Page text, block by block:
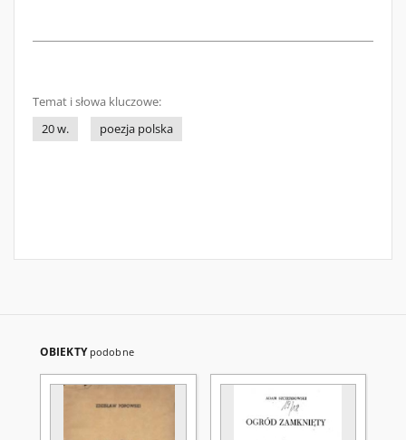
Temat i słowa kluczowe:
20 w.
poezja polska
OBIEKTY podobne